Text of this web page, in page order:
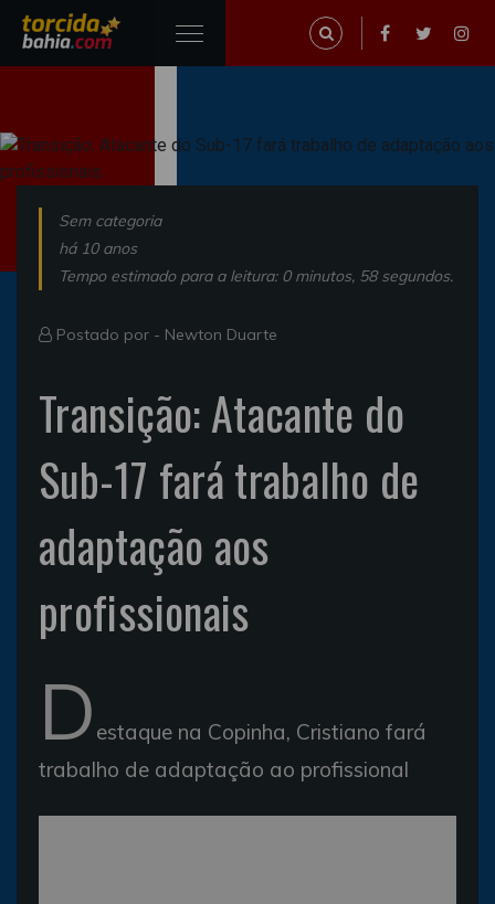
Sem categoria
há 10 anos
Tempo estimado para a leitura: 0 minutos, 58 segundos.
Postado por - Newton Duarte
Transição: Atacante do
Sub-17 fará trabalho de
adaptação aos
profissionais
D estaque na Copinha, Cristiano fará
trabalho de adaptação ao profissional